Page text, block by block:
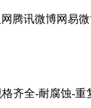
腾讯微博网易
齐全-耐腐蚀-重